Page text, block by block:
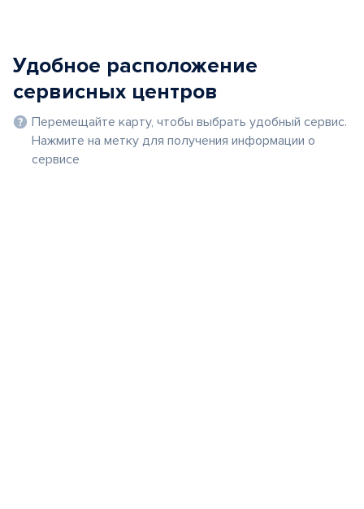
Удобное расположение
сервисных центров
Перемещайте карту, чтобы выбрать удобный сервис.
Нажмите на метку для получения информации о
сервисе